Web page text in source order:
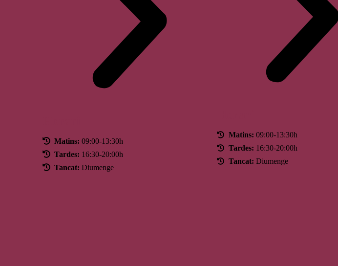
Matins: 09:00-13:30h
Tardes: 16:30-20:00h
Tancat: Diumenge
Matins: 09:00-13:30h
Tardes: 16:30-20:00h
Tancat: Diumenge